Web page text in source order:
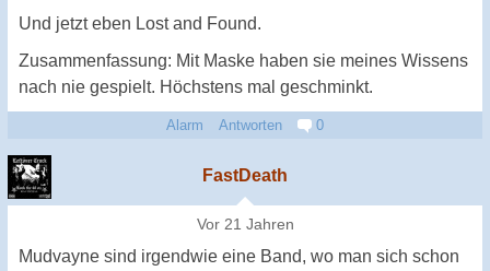
Und jetzt eben Lost and Found.
Zusammenfassung: Mit Maske haben sie meines Wissens
nach nie gespielt. Höchstens mal geschminkt.
Alarm Antworten 0
FastDeath
Vor 21 Jahren
Mudvayne sind irgendwie eine Band, wo man sich schon